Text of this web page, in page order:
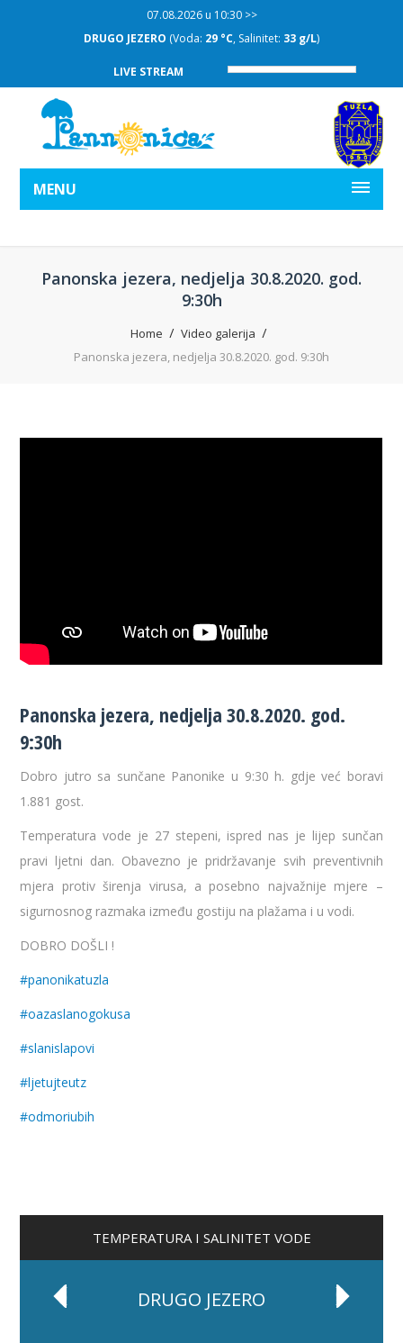
07.08.2026 u 10:30 >>
DRUGO JEZERO (Voda: 29 °C, Salinitet: 33 g/L)
LIVE STREAM
MENU
Panonska jezera, nedjelja 30.8.2020. god.
9:30h
Home
Video galerija
Panonska jezera, nedjelja 30.8.2020. god. 9:30h
Panonska jezera, nedjelja 30.8.2020. god.
9:30h
Dobro jutro sa sunčane Panonike u 9:30 h. gdje već boravi
1.881 gost.
Temperatura vode je 27 stepeni, ispred nas je lijep sunčan
pravi ljetni dan. Obavezno je pridržavanje svih preventivnih
mjera protiv širenja virusa, a posebno najvažnije mjere –
sigurnosnog razmaka između gostiju na plažama i u vodi.
DOBRO DOŠLI !
#panonikatuzla
#oazaslanogokusa
#slanislapovi
#ljetujteutz
#odmoriubih
TEMPERATURA I SALINITET VODE
DRUGO JEZERO